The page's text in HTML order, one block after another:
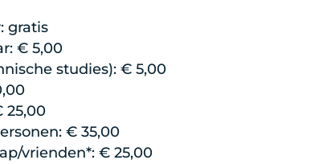
gratis
€ 5,00
studies): € 5,00
25,00
€ 35,00
vrienden*: € 25,00